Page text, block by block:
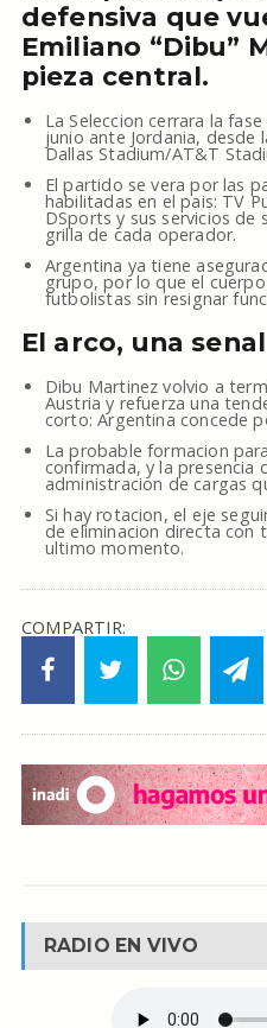
defensiva que
Emiliano “Dibu”
pieza central.
La Seleccion cerrara la
junio ante Jordania, desde
Dallas Stadium/AT&T
El partido se vera por las
habilitadas en el pais: TV
DSports y sus servicios de
grilla de cada operador.
Argentina ya tiene
grupo, por lo que el
futbolistas sin resignar
El arco, una
Dibu Martinez volvio a
Austria y refuerza una
corto: Argentina concede
La probable formacion
confirmada, y la presencia
administracion de cargas
Si hay rotacion, el eje
de eliminacion directa con
ultimo momento.
COMPARTIR:
RADIO EN VIVO